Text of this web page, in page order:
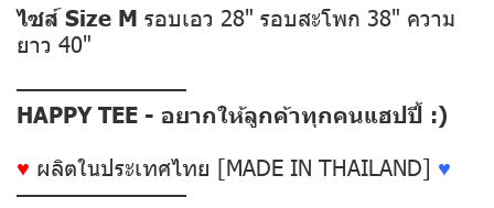
ไซส์ Size M รอบเอว 28" รอบสะโพก 38" ความ
ยาว 40"
––––––––––––––
HAPPY TEE - อยากให้ลูกค้าทุกคนแฮปปี้ :)
♥ ผลิตในประเทศไทย [MADE IN THAILAND] ♥
––––––––––––––